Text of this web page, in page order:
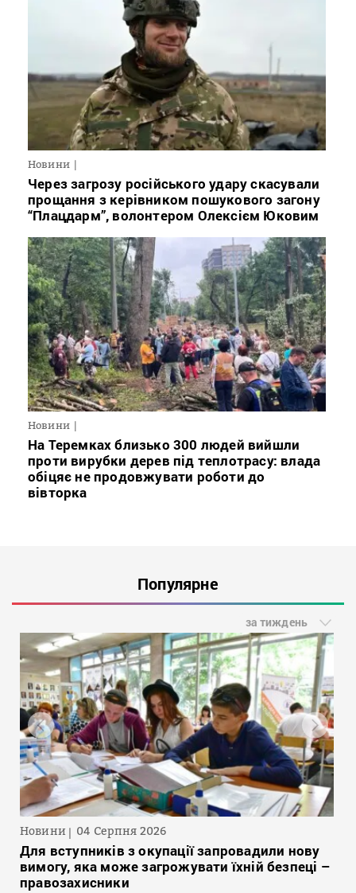
Новини
Через загрозу російського удару скасували
прощання з керівником пошукового загону
“Плацдарм”, волонтером Олексієм Юковим
Новини
На Теремках близько 300 людей вийшли
проти вирубки дерев під теплотрасу: влада
обіцяє не продовжувати роботи до
вівторка
Популярне
за тиждень
Новини 04 Серпня 2026
Для вступників з окупації запровадили нову
вимогу, яка може загрожувати їхній безпеці –
правозахисники